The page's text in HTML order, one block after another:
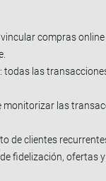
vincular compras
: todas las
monitorizar las
de clientes
fidelización, ofertas